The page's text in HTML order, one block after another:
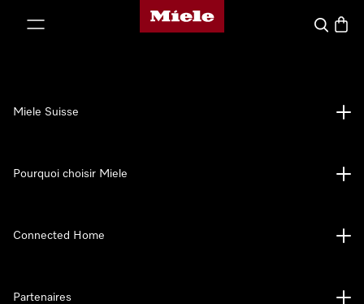
Page d'accueil de Miele
Search
Miele Suisse
Pourquoi choisir Miele
Connected Home
Partenaires